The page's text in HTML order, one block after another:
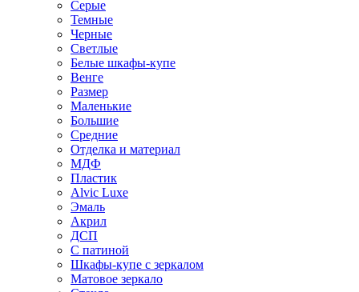
Серые
Темные
Черные
Светлые
Белые шкафы-купе
Венге
Размер
Маленькие
Большие
Средние
Отделка и материал
МДФ
Пластик
Alvic Luxe
Эмаль
Акрил
ДСП
С патиной
Шкафы-купе с зеркалом
Матовое зеркало